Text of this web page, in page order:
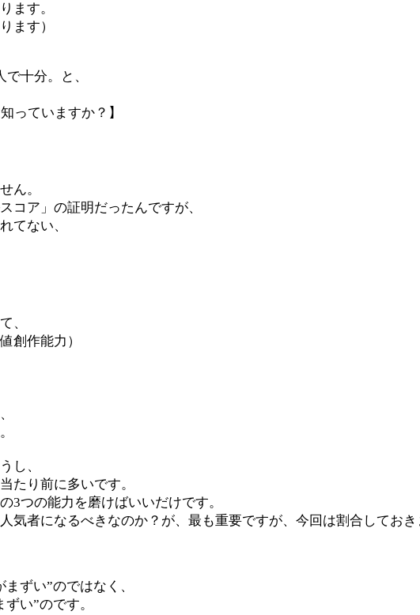
ます。
ます）
十分。と、
っていますか？】
ん。
コア」の証明だったんですが、
てない、
、
創作能力）
し、
たり前に多いです。
3つの能力を磨けばいいだけです。
気者になるべきなのか？が、最も重要ですが、今回は割合してお
ずい”のではなく、
い”のです。